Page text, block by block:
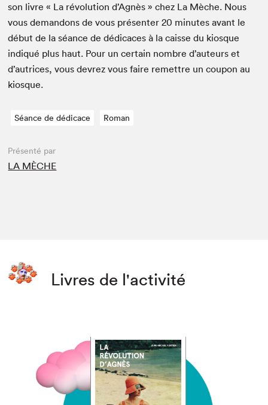
son livre « La révo­lu­tion d’Ag­nès » chez La Mèche. Nous
vous deman­dons de vous présen­ter20 min­utes avant le
début de la séance de dédi­caces à la caisse du kiosque
indiqué plus haut. Pour un cer­tain nom­bre d’auteurs et
d’autrices, vous devrez vous faire remet­tre un coupon au
kiosque.
Séance de dédicace Roman
Présenté par
LA MÈCHE
Livres de l'activité